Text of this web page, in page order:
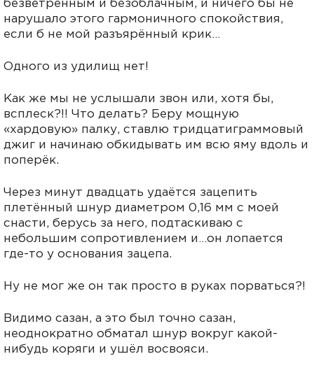
безветренным и безоблачным, и ничего бы не
нарушало этого гармоничного спокойствия,
если б не мой разъярённый крик…
Одного из удилищ нет!
Как же мы не услышали звон или, хотя бы,
всплеск?!! Что делать? Беру мощную
«хардовую» палку, ставлю тридцатиграммовый
джиг и начинаю обкидывать им всю яму вдоль и
поперёк.
Через минут двадцать удаётся зацепить
плетённый шнур диаметром 0,16 мм с моей
снасти, берусь за него, подтаскиваю с
небольшим сопротивлением и…он лопается
где-то у основания зацепа.
Ну не мог же он так просто в руках порваться?!
Видимо сазан, а это был точно сазан,
неоднократно обматал шнур вокруг какой-
нибудь коряги и ушёл восвояси.